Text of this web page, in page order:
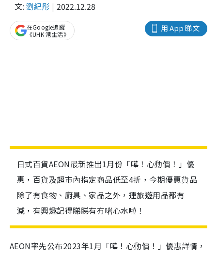
文: 劉紀彤 2022.12.28
用 App 睇文
在Google追蹤
《UHK 港生活》
日式百貨AEON最新推出1月份「嘩！心動價！」優
惠，百貨及超市內指定商品低至4折，今期優惠貨品
除了有食物、廚具、家品之外，連旅遊用品都有
減，有興趣記得睇睇有冇啱心水啦！
AEON率先公布2023年1月「嘩！心動價！」優惠詳情，